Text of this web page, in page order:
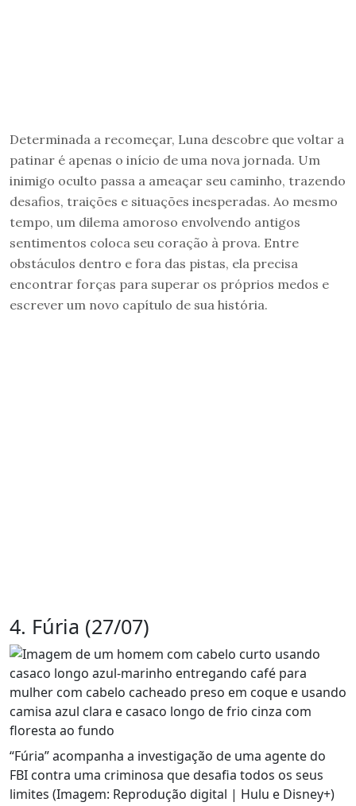
Determinada a recomeçar, Luna descobre que voltar a
patinar é apenas o início de uma nova jornada. Um
inimigo oculto passa a ameaçar seu caminho, trazendo
desafios, traições e situações inesperadas. Ao mesmo
tempo, um dilema amoroso envolvendo antigos
sentimentos coloca seu coração à prova. Entre
obstáculos dentro e fora das pistas, ela precisa
encontrar forças para superar os próprios medos e
escrever um novo capítulo de sua história.
4. Fúria (27/07)
“Fúria” acompanha a investigação de uma agente do
FBI contra uma criminosa que desafia todos os seus
limites (Imagem: Reprodução digital | Hulu e Disney+)